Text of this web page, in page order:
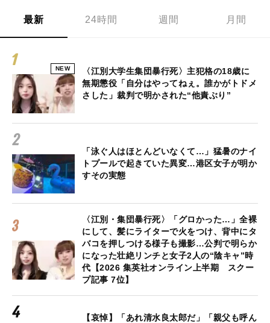
最新 24時間 週間 月間
NEW
〈江別大学生集団暴行死〉主犯格の18歳に
無期懲役「自分はやってねぇ。誰かがトドメ
さした」裁判で明かされた“他責ぶり”
「泳ぐ人はほとんどいなくて…」猛暑のナイ
トプールで起きていた異変…港区女子が明か
すその実態
〈江別・集団暴行死〉「グロかった…」全裸
にして、髪にライターで火をつけ、背中にタ
バコを押しつける様子も撮影…公判で明らか
になった壮絶リンチと女子2人の“陰キャ”時
代【2026 集英社オンライン上半期 スクー
プ記事 7位】
【哀悼】「あれ清水良太郎だ」「親父も呼ん